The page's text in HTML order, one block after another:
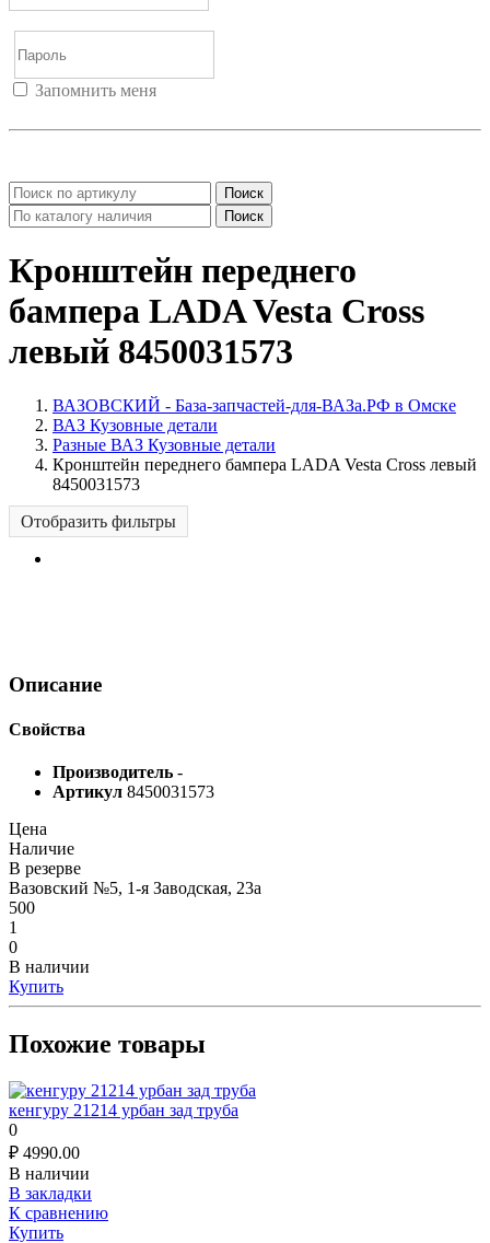
Запомнить меня
Поиск
Поиск
Кронштейн переднего
бампера LADA Vesta Cross
левый 8450031573
ВАЗОВСКИЙ - База-запчастей-для-ВАЗа.РФ в Омске
ВАЗ Кузовные детали
Разные ВАЗ Кузовные детали
Кронштейн переднего бампера LADA Vesta Cross левый
8450031573
Отобразить фильтры
Описание
Свойства
Производитель -
Артикул 8450031573
Цена
Наличие
В резерве
Вазовский №5, 1-я Заводская, 23а
500
1
0
В наличии
Купить
Похожие товары
кенгуру 21214 урбан зад труба
0
₽ 4990.00
В наличии
В закладки
К сравнению
Купить